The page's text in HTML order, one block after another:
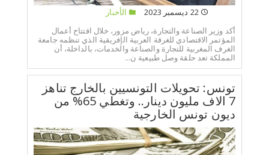
22 ديسمبر 2023
الأخبار
أكد وزير الصناعة والتجارة، رياض مزور، خلال افتتاح أعمال
المؤتمر الاقتصادي للغرفة العربية الإفريقية الذي تنظمه جامعة
الغرف المغربية للتجارة والصناعة والخدمات، بالداخلة، أن
المملكة تعد حلقة وصل طبيعية ن...
تونس: تحويلات التونسيين بالخارج تناهز
7 الاف مليون دينار.. وتغطي 65% من
ديون تونس الخارجية